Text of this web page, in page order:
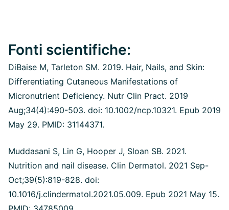
Fonti scientifiche:
DiBaise M, Tarleton SM. 2019. Hair, Nails, and Skin:
Differentiating Cutaneous Manifestations of
Micronutrient Deficiency. Nutr Clin Pract. 2019
Aug;34(4):490-503. doi: 10.1002/ncp.10321. Epub 2019
May 29. PMID: 31144371.
Muddasani S, Lin G, Hooper J, Sloan SB. 2021.
Nutrition and nail disease. Clin Dermatol. 2021 Sep-
Oct;39(5):819-828. doi:
10.1016/j.clindermatol.2021.05.009. Epub 2021 May 15.